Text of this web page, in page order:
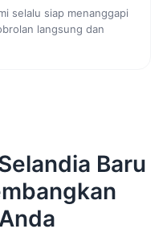
selalu siap menanggapi
langsung dan
Baru